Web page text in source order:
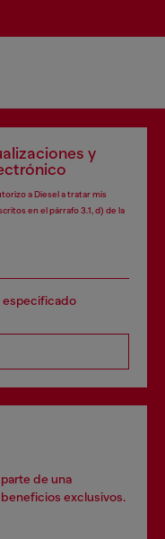
y
a Diesel a tratar mis
en el párrafo 3.1, d) de la
especificado
de una
exclusivos.